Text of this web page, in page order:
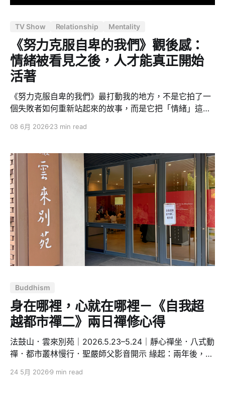
親密恐懼就是這樣一套系統。 書裡的說法是「警報器」
TV Show Relationship Mentality
《努力克服自卑的我們》觀後感：
情緒被看見之後，人才能真正開始
活著
《努力克服自卑的我們》最打動我的地方，不是它拍了一
個失敗者如何重新站起來的故事，而是它把「情緒」這件
志、和解、成長，彷彿只要主角想通了，人生就能變好。
著把傷口包裝成漂亮的答案。它只是很安靜、很殘酷地把
成年人最不願承認的情緒搬到檯面上：嫉妒、羞恥、憤
怒、比較、自我懷疑、逞強、不甘心，還有那種明明已經
很努力，卻仍然覺得自己一無是處的無力感。 我原本以為
這部劇講的是「自卑」，但看完之後，我反而覺得中文片
名有一點太輕了。韓文原名是《모두가 자신의 무가치함과
싸우고 있다》，直譯更接近「每個人都在與自己的無價值
感作鬥爭」。我覺得這個翻譯更準確。因為自卑還像是一
種可以被改善的性格問題，但「無價值感」更深，它不是
覺得自己不夠好而已，而是懷疑自己到底值不值得被看
在情緒。不是情緒管理那種表層的「不要生氣」
08 6月 2026 23 min read
Buddhism
身在哪裡，心就在哪裡－《自我超
越都市禪二》兩日禪修心得
法鼓山．雲來別苑｜2026.5.23–5.24｜靜心禪坐．八式動
禪．都市叢林慢行．聖嚴師父影音開示 緣起：兩年後，我
鼓山在雲來別苑舉辦的《自我超越都市禪二》。 說來慚
24 5月 2026 9 min read